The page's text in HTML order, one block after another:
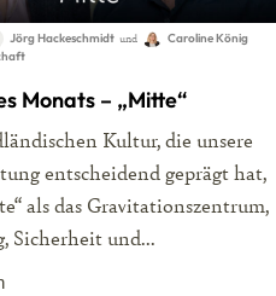
Jörg Hackeschmidt und
Caroline König
Monats – „Mitte“
Kultur, die unsere
entscheidend geprägt hat,
als das Gravitationszentrum,
Sicherheit und...